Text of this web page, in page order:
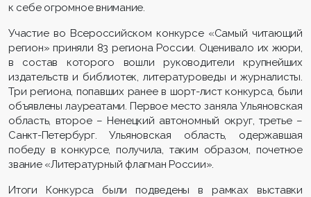
к себе огромное внимание.
Участие во Всероссийском конкурсе «Самый читающий
регион» приняли 83 региона России. Оценивало их жюри,
в состав которого вошли руководители крупнейших
издательств и библиотек, литературоведы и журналисты.
Три региона, попавших ранее в шорт-лист конкурса, были
объявлены лауреатами. Первое место заняла Ульяновская
область, второе – Ненецкий автономный округ, третье –
Санкт-Петербург. Ульяновская область, одержавшая
победу в конкурсе, получила, таким образом, почетное
звание «Литературный флагман России».
Итоги Конкурса были подведены в рамках выставки